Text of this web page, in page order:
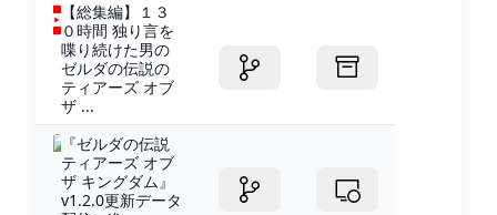
【総集編】１３
０時間 独り言を
喋り続けた男の
ゼルダの伝説の
ティアーズ オブ
ザ ...
『ゼルダの伝説
ティアーズ オブ
ザ キングダム』
v1.2.0更新データ